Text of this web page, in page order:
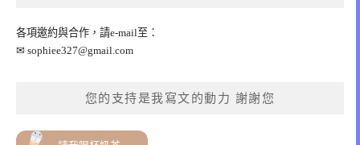
各項邀約與合作，請e-mail至：
✉ sophiee327@gmail.com
您的支持是我寫文的動力 謝謝您